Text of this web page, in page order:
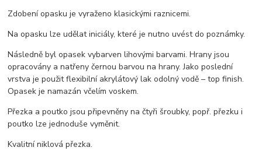
Zdobení opasku je vyraženo klasickými raznicemi.
Na opasku lze udělat iniciály, které je nutno uvést do poznámky.
Následně byl opasek vybarven lihovými barvami. Hrany jsou
opracovány a natřeny černou barvou na hrany. Jako poslední
vrstva je použit flexibilní akrylátový lak odolný vodě – top finish.
Opasek je namazán včelím voskem.
Přezka a poutko jsou připevněny na čtyři šroubky, popř. přezku i
poutko lze jednoduše vyměnit.
Kvalitní niklová přezka.